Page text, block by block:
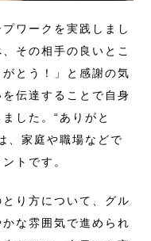
ワークを実践しまし
その相手の良いとこ
とう！」と感謝の気
伝達することで自身
した。“ありがと
、家庭や職場などで
トです。
り方について、グル
な雰囲気で進められ